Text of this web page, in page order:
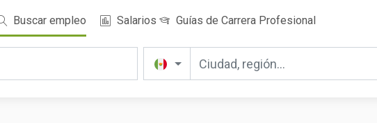
Buscar empleo Salarios Guías de Carrera Profesional